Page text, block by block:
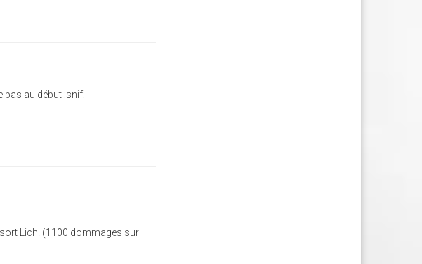
pas au début :snif:
Lich. (1100 dommages sur